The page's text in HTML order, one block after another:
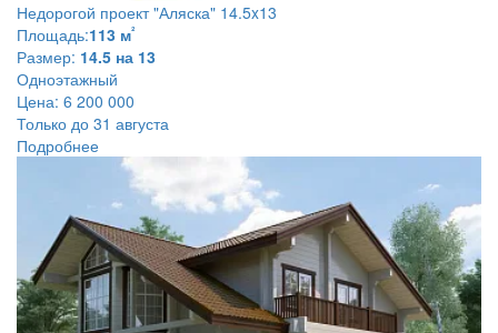
Недорогой проект"Аляска" 14.5x13
Площадь:113 м²
Размер: 14.5 на 13
Одноэтажный
Цена: 6 200 000
Только до 31 августа
Подробнее